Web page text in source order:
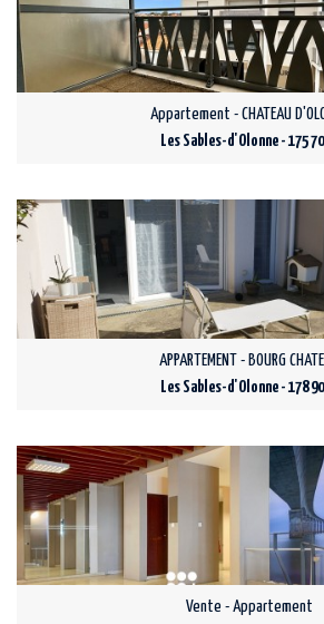
Appartement - CHATEAU
Les Sables-d'Olonne - 175
APPARTEMENT - BOURG
Les Sables-d'Olonne - 178
Vente - Appartement